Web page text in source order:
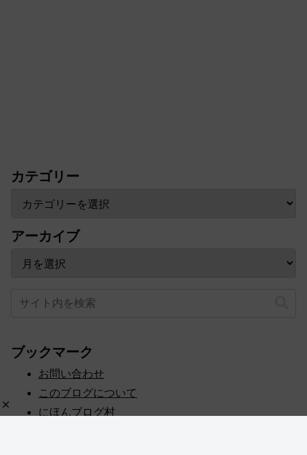
カテゴリー
アーカイブ
ブックマーク
お問い合わせ
このブログについて
にほんブログ村